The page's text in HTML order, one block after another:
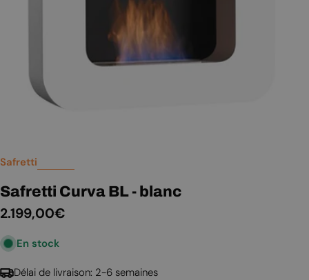
Safretti
Safretti Curva BL - blanc
Prix
régulier
2.199,00€
En stock
Délai de livraison: 2-6 semaines